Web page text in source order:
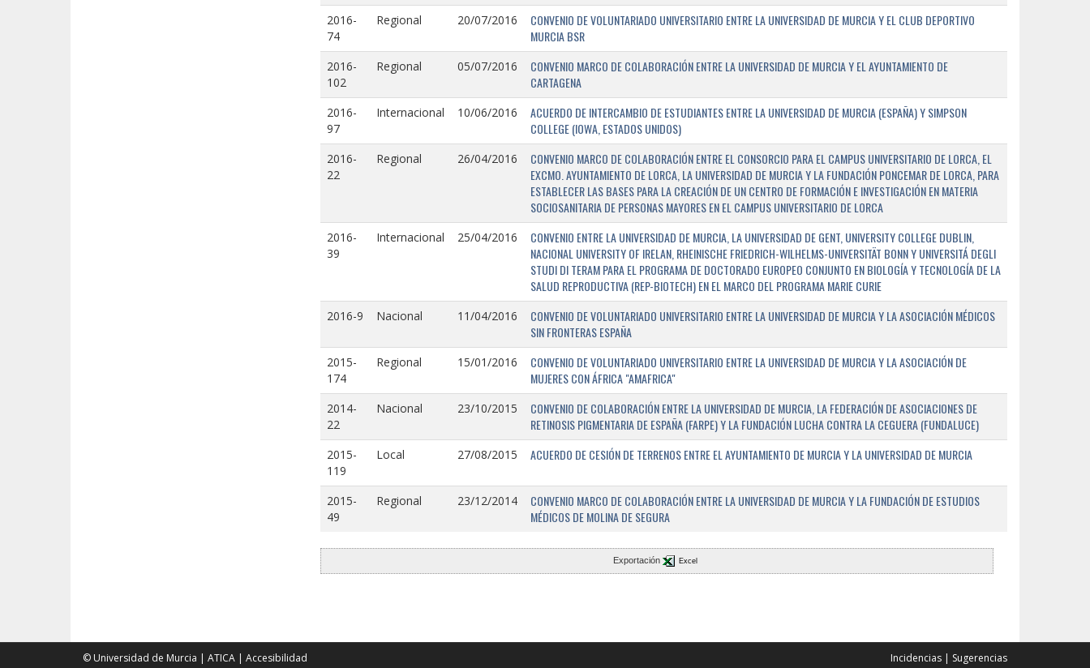
2016-
74
Regional 20/07/2016
CONVENIO DE VOLUNTARIADO UNIVERSITARIO ENTRE LA UNIVERSIDAD DE MURCIA Y EL CLUB DEPORTIVO
MURCIA BSR
2016-
102
Regional 05/07/2016
CONVENIO MARCO DE COLABORACIÓN ENTRE LA UNIVERSIDAD DE MURCIA Y EL AYUNTAMIENTO DE
CARTAGENA
2016-
97
Internacional 10/06/2016
ACUERDO DE INTERCAMBIO DE ESTUDIANTES ENTRE LA UNIVERSIDAD DE MURCIA (ESPAÑA) Y SIMPSON
COLLEGE (IOWA, ESTADOS UNIDOS)
2016-
22
Regional 26/04/2016
CONVENIO MARCO DE COLABORACIÓN ENTRE EL CONSORCIO PARA EL CAMPUS UNIVERSITARIO DE LORCA, EL
EXCMO. AYUNTAMIENTO DE LORCA, LA UNIVERSIDAD DE MURCIA Y LA FUNDACIÓN PONCEMAR DE LORCA, PARA
ESTABLECER LAS BASES PARA LA CREACIÓN DE UN CENTRO DE FORMACIÓN E INVESTIGACIÓN EN MATERIA
SOCIOSANITARIA DE PERSONAS MAYORES EN EL CAMPUS UNIVERSITARIO DE LORCA
2016-
39
Internacional 25/04/2016
CONVENIO ENTRE LA UNIVERSIDAD DE MURCIA, LA UNIVERSIDAD DE GENT, UNIVERSITY COLLEGE DUBLIN,
NACIONAL UNIVERSITY OF IRELAN, RHEINISCHE FRIEDRICH-WILHELMS-UNIVERSITÄT BONN Y UNIVERSITÁ DEGLI
STUDI DI TERAM PARA EL PROGRAMA DE DOCTORADO EUROPEO CONJUNTO EN BIOLOGÍA Y TECNOLOGÍA DE LA
SALUD REPRODUCTIVA (REP-BIOTECH) EN EL MARCO DEL PROGRAMA MARIE CURIE
2016-9 Nacional 11/04/2016
CONVENIO DE VOLUNTARIADO UNIVERSITARIO ENTRE LA UNIVERSIDAD DE MURCIA Y LA ASOCIACIÓN MÉDICOS
SIN FRONTERAS ESPAÑA
2015-
174
Regional 15/01/2016
CONVENIO DE VOLUNTARIADO UNIVERSITARIO ENTRE LA UNIVERSIDAD DE MURCIA Y LA ASOCIACIÓN DE
MUJERES CON ÁFRICA "AMAFRICA"
2014-
22
Nacional 23/10/2015
CONVENIO DE COLABORACIÓN ENTRE LA UNIVERSIDAD DE MURCIA, LA FEDERACIÓN DE ASOCIACIONES DE
RETINOSIS PIGMENTARIA DE ESPAÑA (FARPE) Y LA FUNDACIÓN LUCHA CONTRA LA CEGUERA (FUNDALUCE)
2015-
119
Local 27/08/2015 ACUERDO DE CESIÓN DE TERRENOS ENTRE EL AYUNTAMIENTO DE MURCIA Y LA UNIVERSIDAD DE MURCIA
2015-
49
Regional 23/12/2014
CONVENIO MARCO DE COLABORACIÓN ENTRE LA UNIVERSIDAD DE MURCIA Y LA FUNDACIÓN DE ESTUDIOS
MÉDICOS DE MOLINA DE SEGURA
Exportación Excel
© Universidad de Murcia ATICA Accesibilidad Incidencias Sugerencias